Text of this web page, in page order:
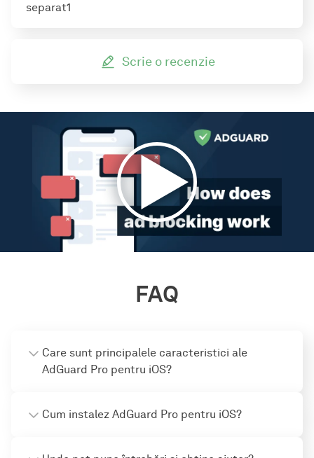
separat1
Scrie o recenzie
FAQ
Care sunt principalele caracteristici ale
AdGuard Pro pentru iOS?
Cum instalez AdGuard Pro pentru iOS?